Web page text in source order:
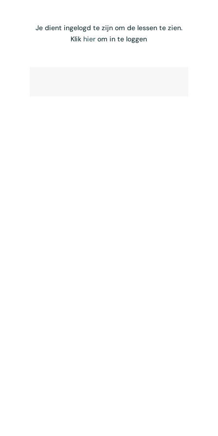
Je dient ingelogd te zijn om de lessen te zien.
Klik hier om in te loggen